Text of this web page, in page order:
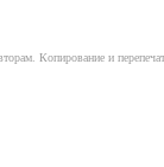
Копирование и